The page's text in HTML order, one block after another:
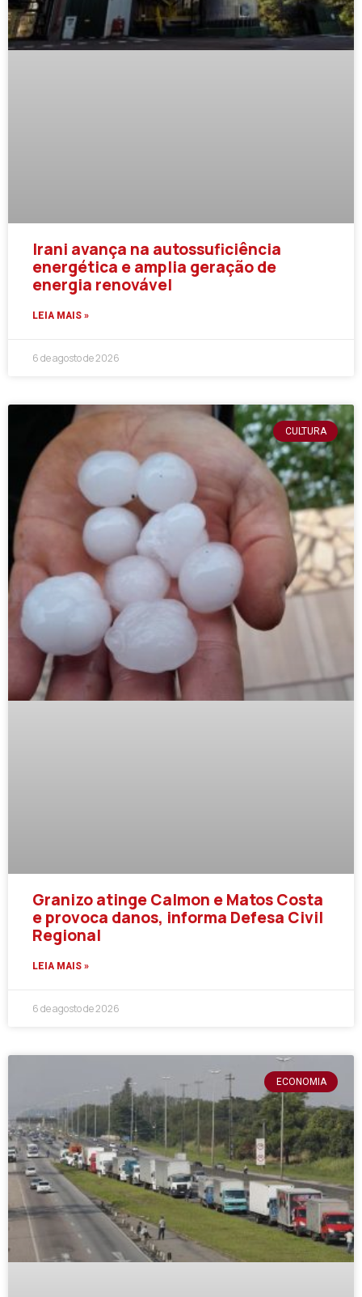
Irani avança na autossuficiência
energética e amplia geração de
energia renovável
LEIA MAIS »
6 de agosto de 2026
CULTURA
Granizo atinge Calmon e Matos Costa
e provoca danos, informa Defesa Civil
Regional
LEIA MAIS »
6 de agosto de 2026
ECONOMIA